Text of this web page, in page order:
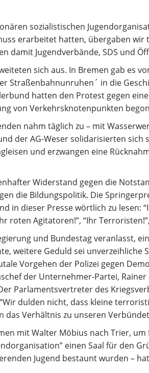
sozialistischen
erarbeitet hatten, übergaben wir
damit Jugendverbände, SDS und
sich aus. In Bremen gab es
Straßenbahnunruhen´ in die
hatten den Protest gegen
von Verkehrsknotenpunkten
nahm täglich zu – mit
der AG-Weser solidarisierten sich
und erzwangen eine
Widerstand gegen die
die Bildungspolitik. Die
in dieser Presse wörtlich zu lesen:
roten Agitatoren!”, “Ihr
und Bundestag veranlasst,
weitere Geduld sei unverzeihliche
Vorgehen der Polizei gegen
der Unternehmer-Partei,
Parlamentsvertreter des
dulden nicht, dass kleine
Verhältnis zu unseren
mit Walter Möbius nach Trier, um
einen Saal für den
Jugend bestaunt wurden –